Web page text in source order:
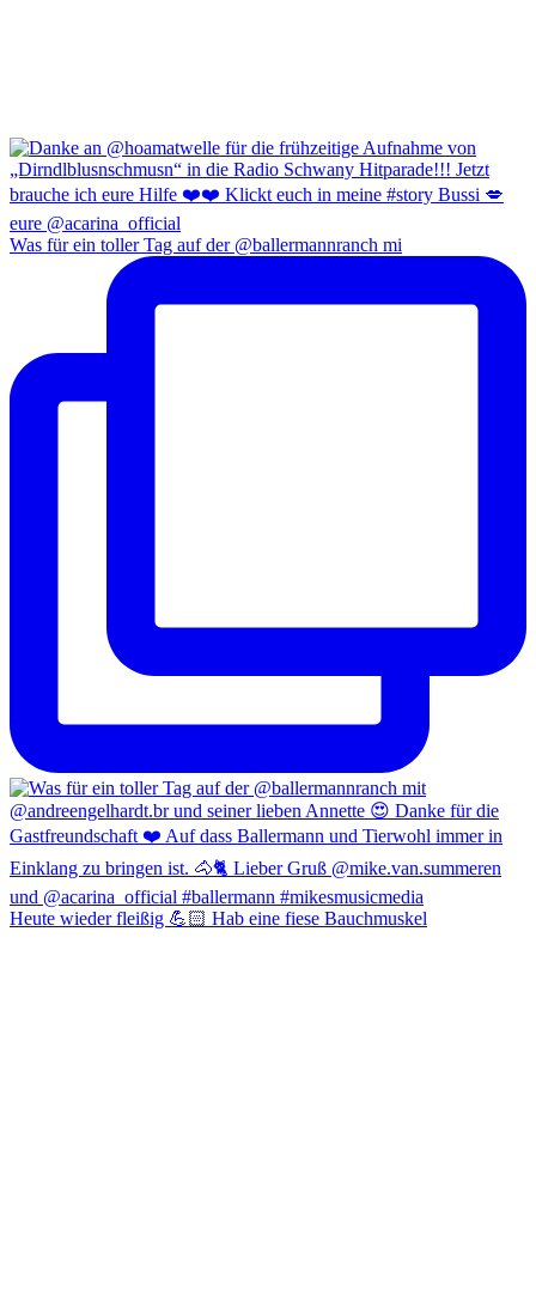
Was für ein toller Tag auf der @ballermannranch mi
Heute wieder fleißig 💪🏻 Hab eine fiese Bauchmuskel